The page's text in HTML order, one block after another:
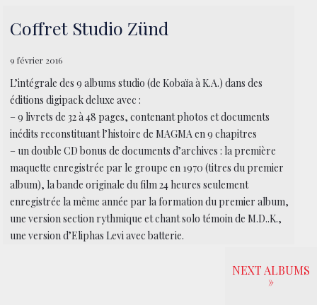
Coffret Studio Zünd
9 février 2016
L’intégrale des 9 albums studio (de Kobaïa à K.A.) dans des
éditions digipack deluxe avec :
– 9 livrets de 32 à 48 pages, contenant photos et documents
inédits reconstituant l’histoire de MAGMA en 9 chapitres
– un double CD bonus de documents d’archives : la première
maquette enregistrée par le groupe en 1970 (titres du premier
album), la bande originale du film 24 heures seulement
enregistrée la même année par la formation du premier album,
une version section rythmique et chant solo témoin de M.D..K.,
une version d’Eliphas Levi avec batterie.
NEXT ALBUMS
»